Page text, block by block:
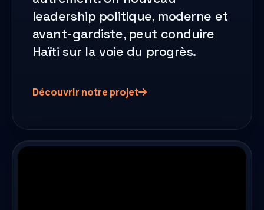
leadership politique, moderne et
avant-gardiste, peut conduire
Haïti sur la voie du progrès.
Découvrir notre projet